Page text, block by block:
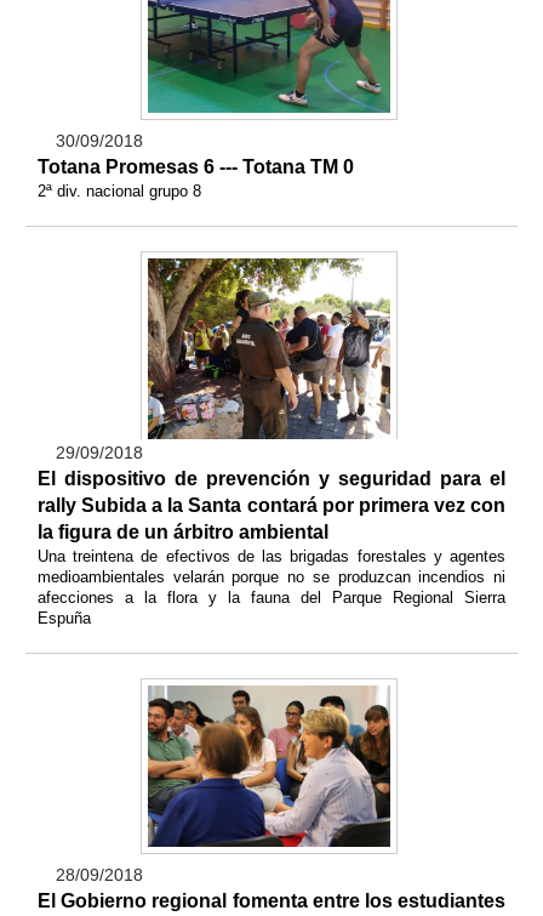
30/09/2018
Totana Promesas 6 --- Totana TM 0
2ª div. nacional grupo 8
29/09/2018
El dispositivo de prevención y seguridad para el
rally Subida a la Santa contará por primera vez con
la figura de un árbitro ambiental
Una treintena de efectivos de las brigadas forestales y agentes
medioambientales velarán porque no se produzcan incendios ni
afecciones a la flora y la fauna del Parque Regional Sierra
Espuña
28/09/2018
El Gobierno regional fomenta entre los estudiantes